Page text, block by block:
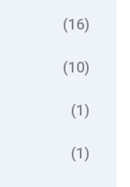
(16)
(10)
(1)
(1)